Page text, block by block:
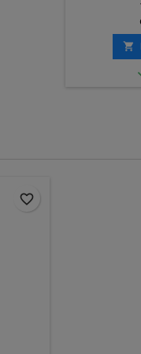

favorite_border